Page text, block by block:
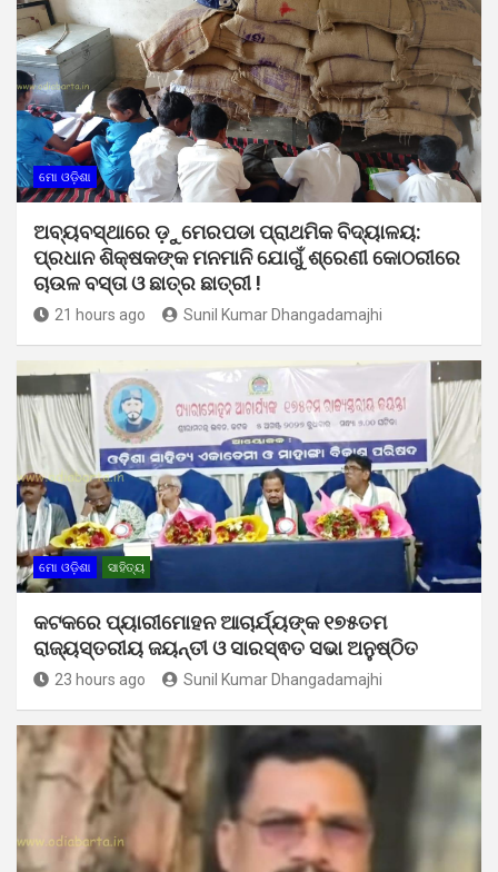
ମୋ ଓଡ଼ିଶା
ଅବ୍ୟବସ୍ଥାରେ ଡ଼ୁମେରପଡା ପ୍ରାଥମିକ ବିଦ୍ୟାଳୟ:
ପ୍ରଧାନ ଶିକ୍ଷକଙ୍କ ମନମାନି ଯୋଗୁଁ ଶ୍ରେଣୀ କୋଠରୀରେ
ଚାଉଳ ବସ୍ତା ଓ ଛାତ୍ର ଛାତ୍ରୀ !
21 hours ago Sunil Kumar Dhangadamajhi
ମୋ ଓଡ଼ିଶା ସାହିତ୍ୟ
କଟକରେ ପ୍ୟାରୀମୋହନ ଆଚାର୍ଯ୍ୟଙ୍କ ୧୭୫ତମ
ରାଜ୍ୟସ୍ତରୀୟ ଜୟନ୍ତୀ ଓ ସାରସ୍ଵତ ସଭା ଅନୁଷ୍ଠିତ
23 hours ago Sunil Kumar Dhangadamajhi